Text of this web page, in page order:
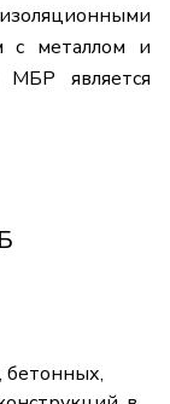
с металлом и
МБР является
бетонных,